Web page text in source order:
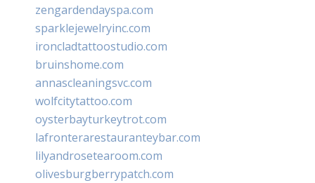
zengardendayspa.com
sparklejewelryinc.com
ironcladtattoostudio.com
bruinshome.com
annascleaningsvc.com
wolfcitytattoo.com
oysterbayturkeytrot.com
lafronterarestauranteybar.com
lilyandrosetearoom.com
olivesburgberrypatch.com